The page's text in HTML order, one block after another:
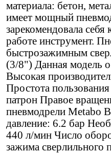
материала: бетон,
имеет мощный
зарекомендовала
работе инструмент.
быстрозажимным
(3/8") Данная модель
Высокая
Простота
патрон Правое
пневмодрели Metabo
давление: 6.2 бар
440 л/мин Число
зажима сверлильного